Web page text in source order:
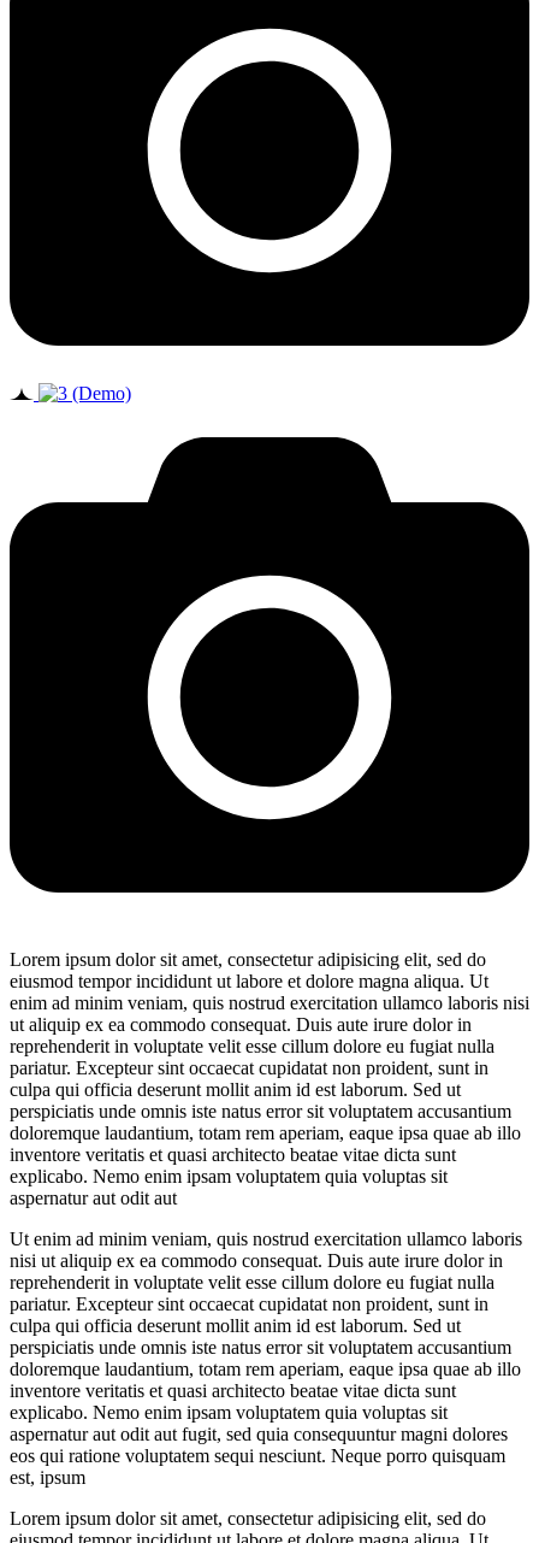
Lorem ipsum dolor sit amet, consectetur adipisicing elit, sed do
eiusmod tempor incididunt ut labore et dolore magna aliqua. Ut
enim ad minim veniam, quis nostrud exercitation ullamco laboris nisi
ut aliquip ex ea commodo consequat. Duis aute irure dolor in
reprehenderit in voluptate velit esse cillum dolore eu fugiat nulla
pariatur. Excepteur sint occaecat cupidatat non proident, sunt in
culpa qui officia deserunt mollit anim id est laborum. Sed ut
perspiciatis unde omnis iste natus error sit voluptatem accusantium
doloremque laudantium, totam rem aperiam, eaque ipsa quae ab illo
inventore veritatis et quasi architecto beatae vitae dicta sunt
explicabo. Nemo enim ipsam voluptatem quia voluptas sit
aspernatur aut odit aut
Ut enim ad minim veniam, quis nostrud exercitation ullamco laboris
nisi ut aliquip ex ea commodo consequat. Duis aute irure dolor in
reprehenderit in voluptate velit esse cillum dolore eu fugiat nulla
pariatur. Excepteur sint occaecat cupidatat non proident, sunt in
culpa qui officia deserunt mollit anim id est laborum. Sed ut
perspiciatis unde omnis iste natus error sit voluptatem accusantium
doloremque laudantium, totam rem aperiam, eaque ipsa quae ab illo
inventore veritatis et quasi architecto beatae vitae dicta sunt
explicabo. Nemo enim ipsam voluptatem quia voluptas sit
aspernatur aut odit aut fugit, sed quia consequuntur magni dolores
eos qui ratione voluptatem sequi nesciunt. Neque porro quisquam
est, ipsum
Lorem ipsum dolor sit amet, consectetur adipisicing elit, sed do